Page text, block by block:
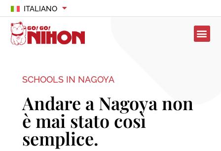
ITALIANO
SCHOOLS IN NAGOYA
Andare a Nagoya non
è mai stato così
semplice.